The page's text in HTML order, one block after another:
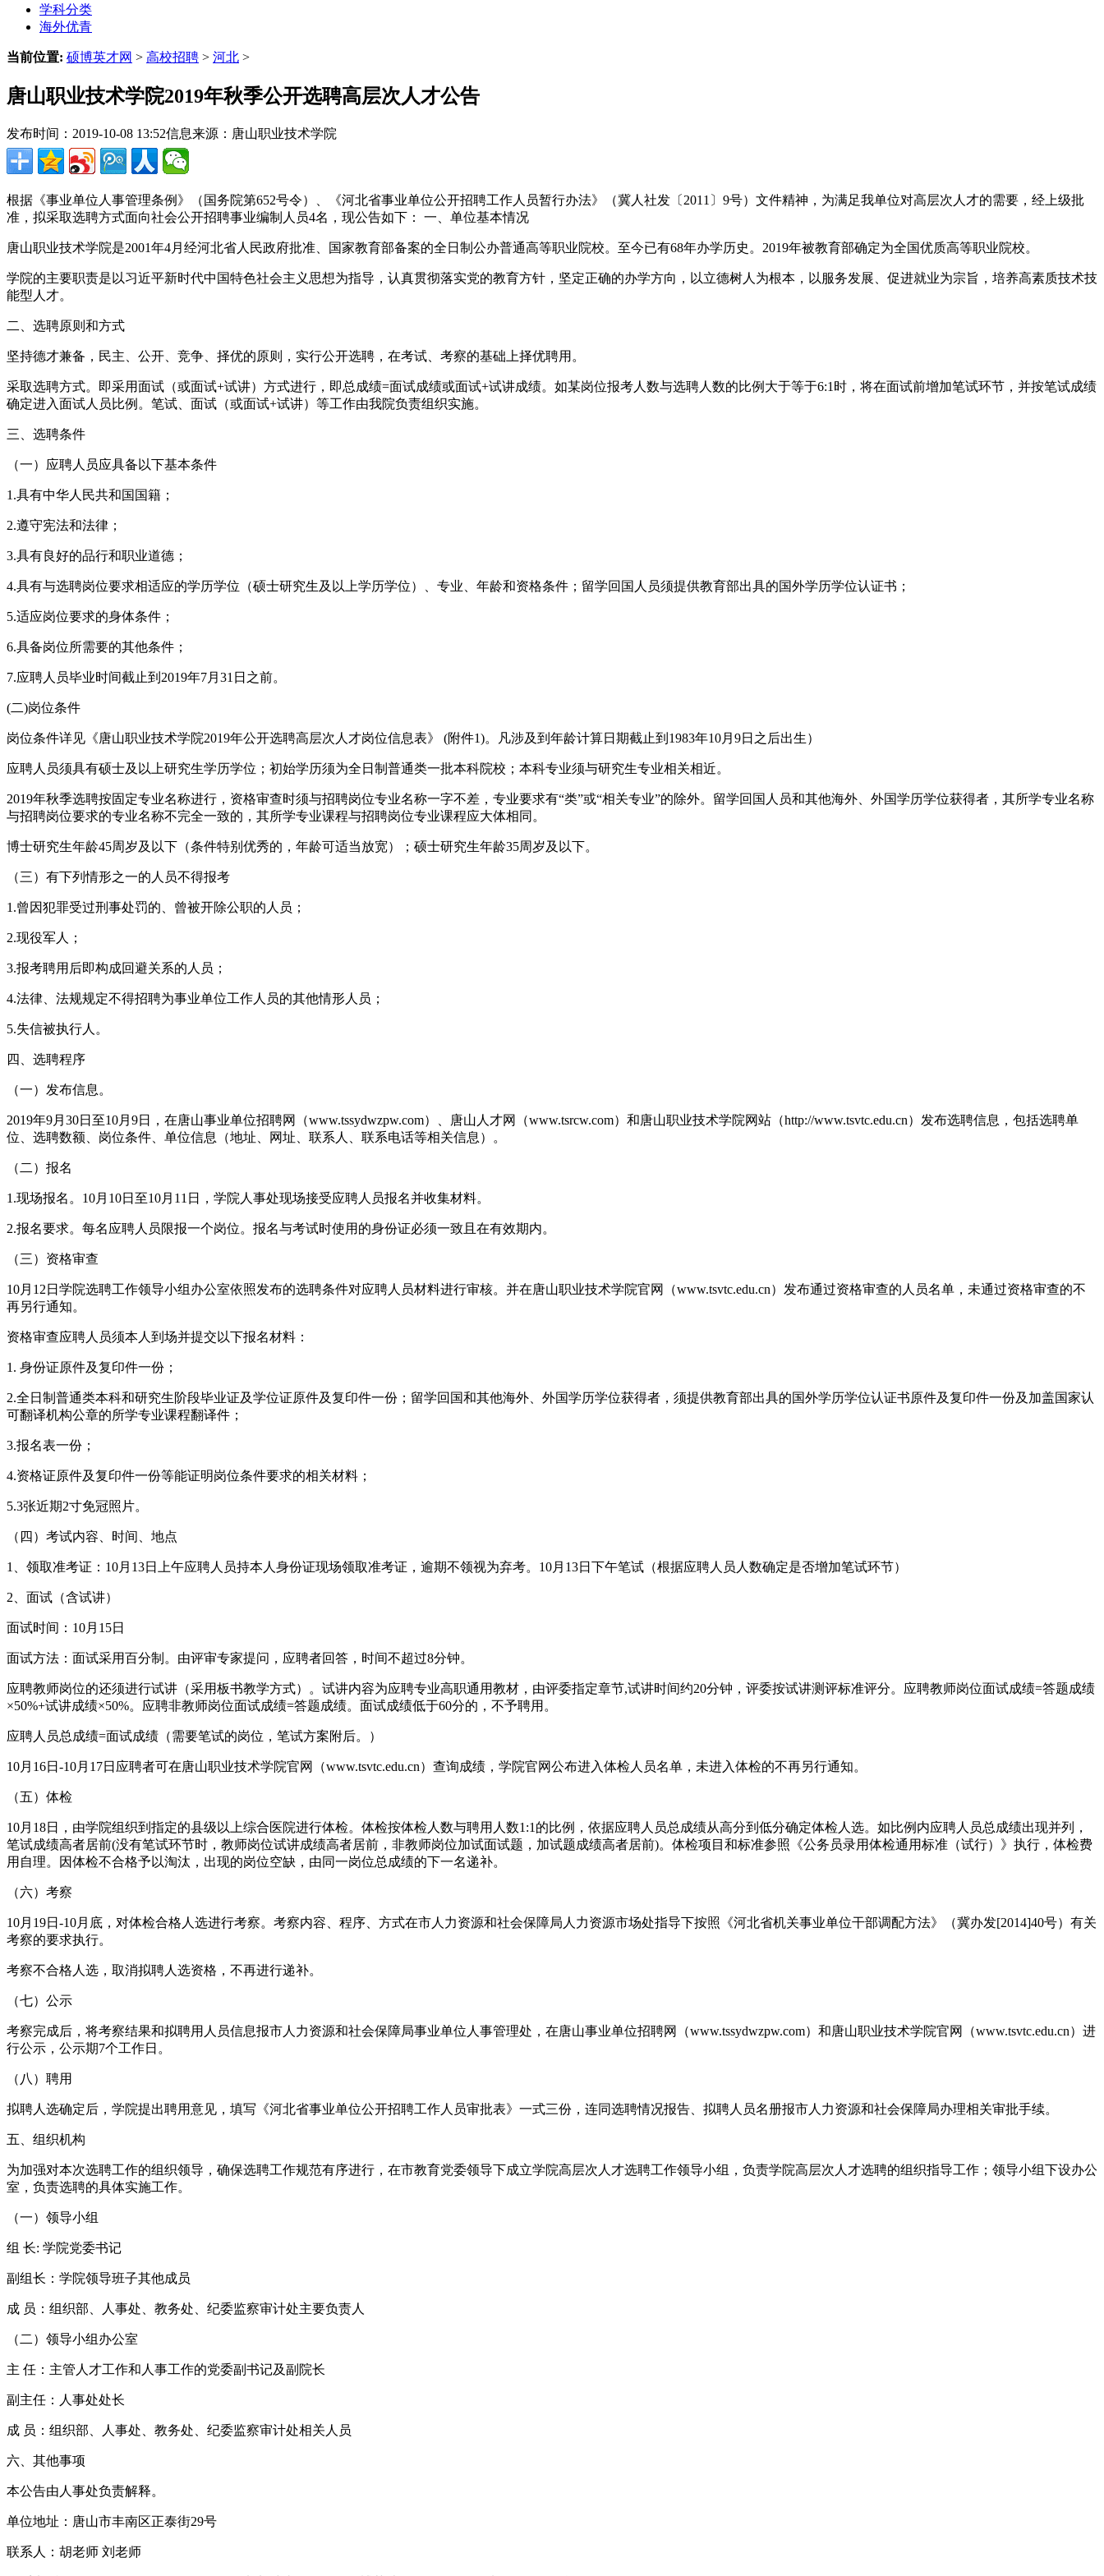
学科分类
海外优青
当前位置: 硕博英才网 > 高校招聘 > 河北 >
唐山职业技术学院2019年秋季公开选聘高层次人才公告
发布时间：2019-10-08 13:52信息来源：唐山职业技术学院
根据《事业单位人事管理条例》（国务院第652号令）、《河北省事业单位公开招聘工作人员暂行办法》（冀人社发〔2011〕9号）文件精神，为满足我单位对高层次人才的需要，经上级批
准，拟采取选聘方式面向社会公开招聘事业编制人员4名，现公告如下： 一、单位基本情况
唐山职业技术学院是2001年4月经河北省人民政府批准、国家教育部备案的全日制公办普通高等职业院校。至今已有68年办学历史。2019年被教育部确定为全国优质高等职业院校。
学院的主要职责是以习近平新时代中国特色社会主义思想为指导，认真贯彻落实党的教育方针，坚定正确的办学方向，以立德树人为根本，以服务发展、促进就业为宗旨，培养高素质技术技
能型人才。
二、选聘原则和方式
坚持德才兼备，民主、公开、竞争、择优的原则，实行公开选聘，在考试、考察的基础上择优聘用。
采取选聘方式。即采用面试（或面试+试讲）方式进行，即总成绩=面试成绩或面试+试讲成绩。如某岗位报考人数与选聘人数的比例大于等于6:1时，将在面试前增加笔试环节，并按笔试成绩
确定进入面试人员比例。笔试、面试（或面试+试讲）等工作由我院负责组织实施。
三、选聘条件
（一）应聘人员应具备以下基本条件
1.具有中华人民共和国国籍；
2.遵守宪法和法律；
3.具有良好的品行和职业道德；
4.具有与选聘岗位要求相适应的学历学位（硕士研究生及以上学历学位）、专业、年龄和资格条件；留学回国人员须提供教育部出具的国外学历学位认证书；
5.适应岗位要求的身体条件；
6.具备岗位所需要的其他条件；
7.应聘人员毕业时间截止到2019年7月31日之前。
(二)岗位条件
岗位条件详见《唐山职业技术学院2019年公开选聘高层次人才岗位信息表》 (附件1)。凡涉及到年龄计算日期截止到1983年10月9日之后出生）
应聘人员须具有硕士及以上研究生学历学位；初始学历须为全日制普通类一批本科院校；本科专业须与研究生专业相关相近。
2019年秋季选聘按固定专业名称进行，资格审查时须与招聘岗位专业名称一字不差，专业要求有“类”或“相关专业”的除外。留学回国人员和其他海外、外国学历学位获得者，其所学专业名称
与招聘岗位要求的专业名称不完全一致的，其所学专业课程与招聘岗位专业课程应大体相同。
博士研究生年龄45周岁及以下（条件特别优秀的，年龄可适当放宽）；硕士研究生年龄35周岁及以下。
（三）有下列情形之一的人员不得报考
1.曾因犯罪受过刑事处罚的、曾被开除公职的人员；
2.现役军人；
3.报考聘用后即构成回避关系的人员；
4.法律、法规规定不得招聘为事业单位工作人员的其他情形人员；
5.失信被执行人。
四、选聘程序
（一）发布信息。
2019年9月30日至10月9日，在唐山事业单位招聘网（www.tssydwzpw.com）、唐山人才网（www.tsrcw.com）和唐山职业技术学院网站（http://www.tsvtc.edu.cn）发布选聘信息，包括选聘单
位、选聘数额、岗位条件、单位信息（地址、网址、联系人、联系电话等相关信息）。
（二）报名
1.现场报名。10月10日至10月11日，学院人事处现场接受应聘人员报名并收集材料。
2.报名要求。每名应聘人员限报一个岗位。报名与考试时使用的身份证必须一致且在有效期内。
（三）资格审查
10月12日学院选聘工作领导小组办公室依照发布的选聘条件对应聘人员材料进行审核。并在唐山职业技术学院官网（www.tsvtc.edu.cn）发布通过资格审查的人员名单，未通过资格审查的不
再另行通知。
资格审查应聘人员须本人到场并提交以下报名材料：
1. 身份证原件及复印件一份；
2.全日制普通类本科和研究生阶段毕业证及学位证原件及复印件一份；留学回国和其他海外、外国学历学位获得者，须提供教育部出具的国外学历学位认证书原件及复印件一份及加盖国家认
可翻译机构公章的所学专业课程翻译件；
3.报名表一份；
4.资格证原件及复印件一份等能证明岗位条件要求的相关材料；
5.3张近期2寸免冠照片。
（四）考试内容、时间、地点
1、领取准考证：10月13日上午应聘人员持本人身份证现场领取准考证，逾期不领视为弃考。10月13日下午笔试（根据应聘人员人数确定是否增加笔试环节）
2、面试（含试讲）
面试时间：10月15日
面试方法：面试采用百分制。由评审专家提问，应聘者回答，时间不超过8分钟。
应聘教师岗位的还须进行试讲（采用板书教学方式）。试讲内容为应聘专业高职通用教材，由评委指定章节,试讲时间约20分钟，评委按试讲测评标准评分。应聘教师岗位面试成绩=答题成绩
×50%+试讲成绩×50%。应聘非教师岗位面试成绩=答题成绩。面试成绩低于60分的，不予聘用。
应聘人员总成绩=面试成绩（需要笔试的岗位，笔试方案附后。）
10月16日-10月17日应聘者可在唐山职业技术学院官网（www.tsvtc.edu.cn）查询成绩，学院官网公布进入体检人员名单，未进入体检的不再另行通知。
（五）体检
10月18日，由学院组织到指定的县级以上综合医院进行体检。体检按体检人数与聘用人数1:1的比例，依据应聘人员总成绩从高分到低分确定体检人选。如比例内应聘人员总成绩出现并列，
笔试成绩高者居前(没有笔试环节时，教师岗位试讲成绩高者居前，非教师岗位加试面试题，加试题成绩高者居前)。体检项目和标准参照《公务员录用体检通用标准（试行）》执行，体检费
用自理。因体检不合格予以淘汰，出现的岗位空缺，由同一岗位总成绩的下一名递补。
（六）考察
10月19日-10月底，对体检合格人选进行考察。考察内容、程序、方式在市人力资源和社会保障局人力资源市场处指导下按照《河北省机关事业单位干部调配方法》（冀办发[2014]40号）有关
考察的要求执行。
考察不合格人选，取消拟聘人选资格，不再进行递补。
（七）公示
考察完成后，将考察结果和拟聘用人员信息报市人力资源和社会保障局事业单位人事管理处，在唐山事业单位招聘网（www.tssydwzpw.com）和唐山职业技术学院官网（www.tsvtc.edu.cn）进
行公示，公示期7个工作日。
（八）聘用
拟聘人选确定后，学院提出聘用意见，填写《河北省事业单位公开招聘工作人员审批表》一式三份，连同选聘情况报告、拟聘人员名册报市人力资源和社会保障局办理相关审批手续。
五、组织机构
为加强对本次选聘工作的组织领导，确保选聘工作规范有序进行，在市教育党委领导下成立学院高层次人才选聘工作领导小组，负责学院高层次人才选聘的组织指导工作；领导小组下设办公
室，负责选聘的具体实施工作。
（一）领导小组
组 长: 学院党委书记
副组长：学院领导班子其他成员
成 员：组织部、人事处、教务处、纪委监察审计处主要负责人
（二）领导小组办公室
主 任：主管人才工作和人事工作的党委副书记及副院长
副主任：人事处处长
成 员：组织部、人事处、教务处、纪委监察审计处相关人员
六、其他事项
本公告由人事处负责解释。
单位地址：唐山市丰南区正泰街29号
联系人：胡老师 刘老师